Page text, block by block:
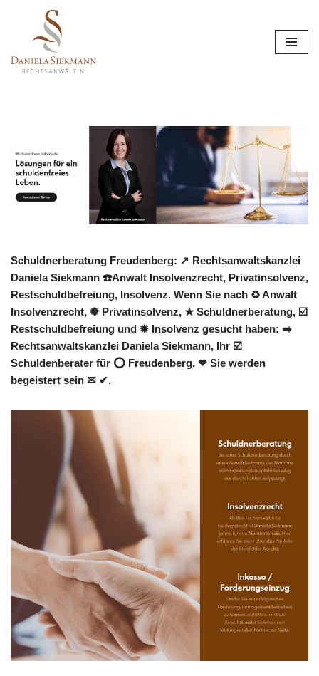
Inhalt
springen
Schuldnerberatung Freudenberg: ↗️ Rechtsanwaltskanzlei
Daniela Siekmann ☎️Anwalt Insolvenzrecht, Privatinsolvenz,
Restschuldbefreiung, Insolvenz. Wenn Sie nach ♻ Anwalt
Insolvenzrecht, ✺ Privatinsolvenz, ★ Schuldnerberatung, ☑️
Restschuldbefreiung und ✹ Insolvenz gesucht haben: ➡️
Rechtsanwaltskanzlei Daniela Siekmann, Ihr ☑️
Schuldenberater für ⭕ Freudenberg. ❤ Sie werden
begeistert sein ✉ ✔.